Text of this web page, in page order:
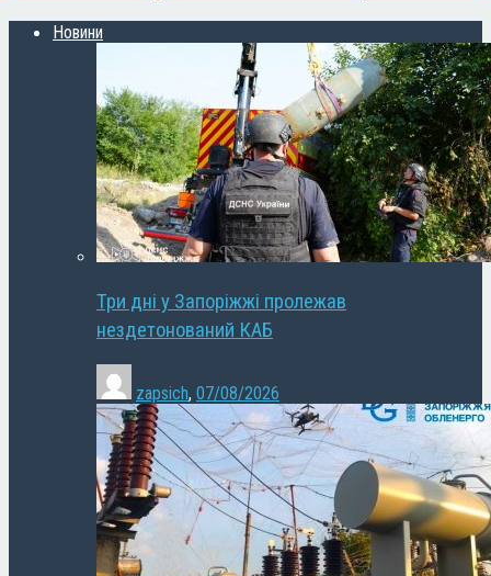
Новини
Три дні у Запоріжжі пролежав
нездетонований КАБ
zapsich, 07/08/2026